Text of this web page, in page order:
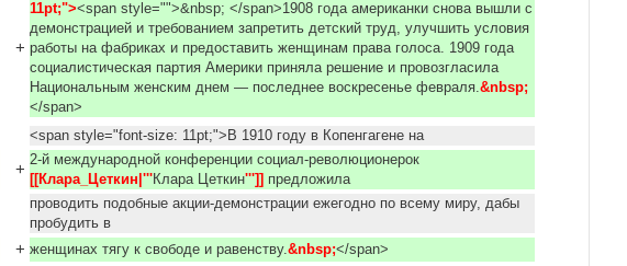
+
11pt;"><span style="">&nbsp; </span>1908 года американки снова вышли с
демонстрацией и требованием запретить детский труд, улучшить условия
работы на фабриках и предоставить женщинам права голоса. 1909 года
социалистическая партия Америки приняла решение и провозгласила
Национальным женским днем — последнее воскресенье февраля.&nbsp;
</span>
<span style="font-size: 11pt;">В 1910 году в Копенгагене на
+ 2-й международной конференции социал-революционерок
[[Клара_Цеткин|'''Клара Цеткин''']] предложила
проводить подобные акции-демонстрации ежегодно по всему миру, дабы
пробудить в
+ женщинах тягу к свободе и равенству.&nbsp;</span>